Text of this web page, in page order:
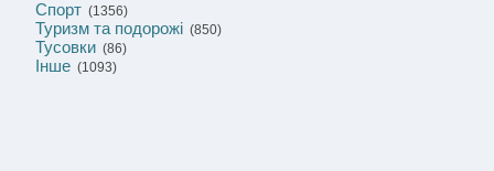
Спорт (1356)
Туризм та подорожі (850)
Тусовки (86)
Інше (1093)